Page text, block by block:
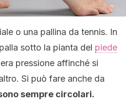
o una pallina da tennis. In
sotto la pianta del piede
pressione affinché si
Si può fare anche da
sempre circolari.